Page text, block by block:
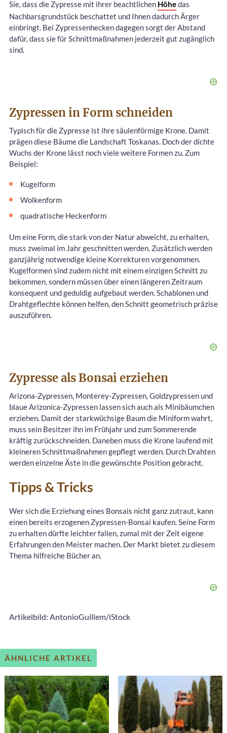
Sie, dass die Zypresse mit ihrer beachtlichen Höhedas
Nachbarsgrundstück beschattet und Ihnen dadurch Ärger
einbringt. Bei Zypressenhecken dagegen sorgt der Abstand
dafür, dass sie für Schnittmaßnahmen jederzeit gut zugänglich
sind.
Zypressen in Form schneiden
Typisch für die Zypresse ist ihre säulenförmige Krone. Damit
prägen diese Bäume die Landschaft Toskanas. Doch der dichte
Wuchs der Krone lässt noch viele weitere Formen zu. Zum
Beispiel:
Kugelform
Wolkenform
quadratische Heckenform
Um eine Form, die stark von der Natur abweicht, zu erhalten,
muss zweimal im Jahr geschnitten werden. Zusätzlich werden
ganzjährig notwendige kleine Korrekturen vorgenommen.
Kugelformen sind zudem nicht mit einem einzigen Schnitt zu
bekommen, sondern müssen über einen längeren Zeitraum
konsequent und geduldig aufgebaut werden. Schablonen und
Drahtgeflechte können helfen, den Schnitt geometrisch präzise
auszuführen.
Zypresse alsBonsai erziehen
Arizona-Zypressen, Monterey-Zypressen, Goldzypressen und
blaue Arizonica-Zypressen lassen sich auch als Minibäumchen
erziehen. Damit der starkwüchsige Baum die Miniform wahrt,
muss sein Besitzer ihn im Frühjahr und zum Sommerende
kräftig zurückschneiden. Daneben muss die Krone laufend mit
kleineren Schnittmaßnahmen gepflegt werden. Durch Drahten
werden einzelne Äste in die gewünschte Position gebracht.
Tipps & Tricks
Wer sich die Erziehung eines Bonsais nicht ganz zutraut, kann
einen bereits erzogenen Zypressen-Bonsai kaufen. Seine Form
zu erhalten dürfte leichter fallen, zumal mit der Zeit eigene
Erfahrungen den Meister machen. Der Markt bietet zu diesem
Thema hilfreiche Bücher an.
Artikelbild: AntonioGuillem/iStock
ÄHNLICHE ARTIKEL